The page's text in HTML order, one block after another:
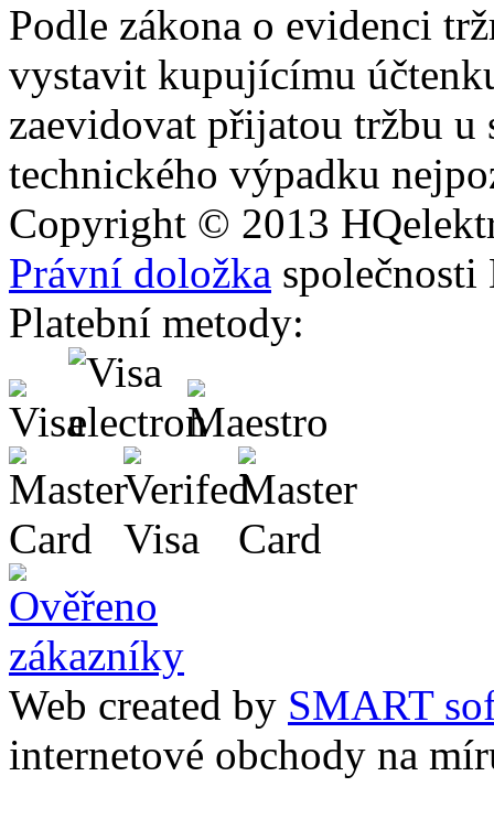
Podle zákona o evidenci
vystavit kupujícímu
zaevidovat přijatou tržbu u
technického výpadku
Copyright © 2013 HQ
Právní doložka
Platební metody:
Web created by SMART
internetové obchody na